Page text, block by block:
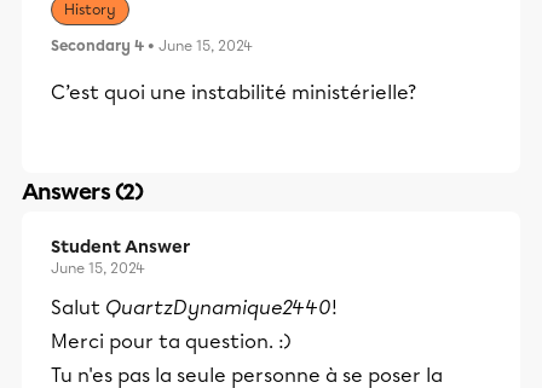
History
Secondary 4 • June 15, 2024
C’est quoi une instabilité ministérielle?
Answers (2)
Student Answer
June 15, 2024
Salut QuartzDynamique2440!
Merci pour ta question. :)
Tu n'es pas la seule personne à se poser la